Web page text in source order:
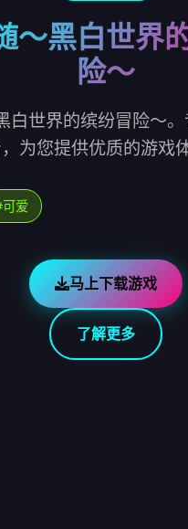
～黑白世界
险～
白世界的缤纷冒险～
为您提供优质的游戏
爱
马上下载游戏
了解更多